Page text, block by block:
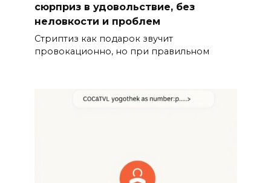
сюрприз в удовольствие, без
неловкости и проблем
Стриптиз как подарок звучит
провокационно, но при правильном